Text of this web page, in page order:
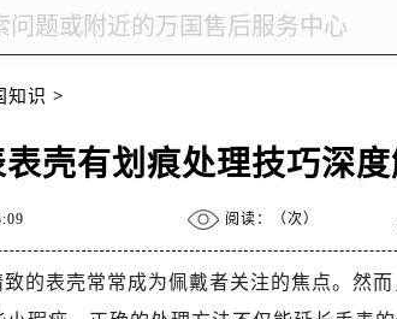
号宏伊国际广场写字楼8层806室万国售后服
知识 >
壳有划痕处理技巧深
阅读：（次）
的表壳常常成为佩戴者关注的焦点。然